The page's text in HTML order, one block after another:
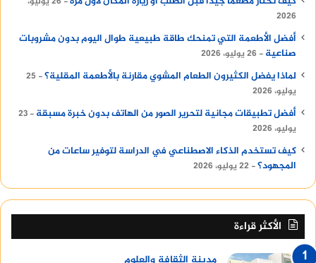
2026
أفضل الأطعمة التي تمنحك طاقة طبيعية طوال اليوم بدون مشروبات
صناعية
26 يوليو، 2026
لماذا يفضل الكثيرون الطعام المشوي مقارنة بالأطعمة المقلية؟
25
يوليو، 2026
أفضل تطبيقات مجانية لتحرير الصور من الهاتف بدون خبرة مسبقة
23
يوليو، 2026
كيف تستخدم الذكاء الاصطناعي في الدراسة لتوفير ساعات من
المجهود؟ 22 يوليو، 2026
الأكثر قراءة
مدينة الثقافة والعلوم